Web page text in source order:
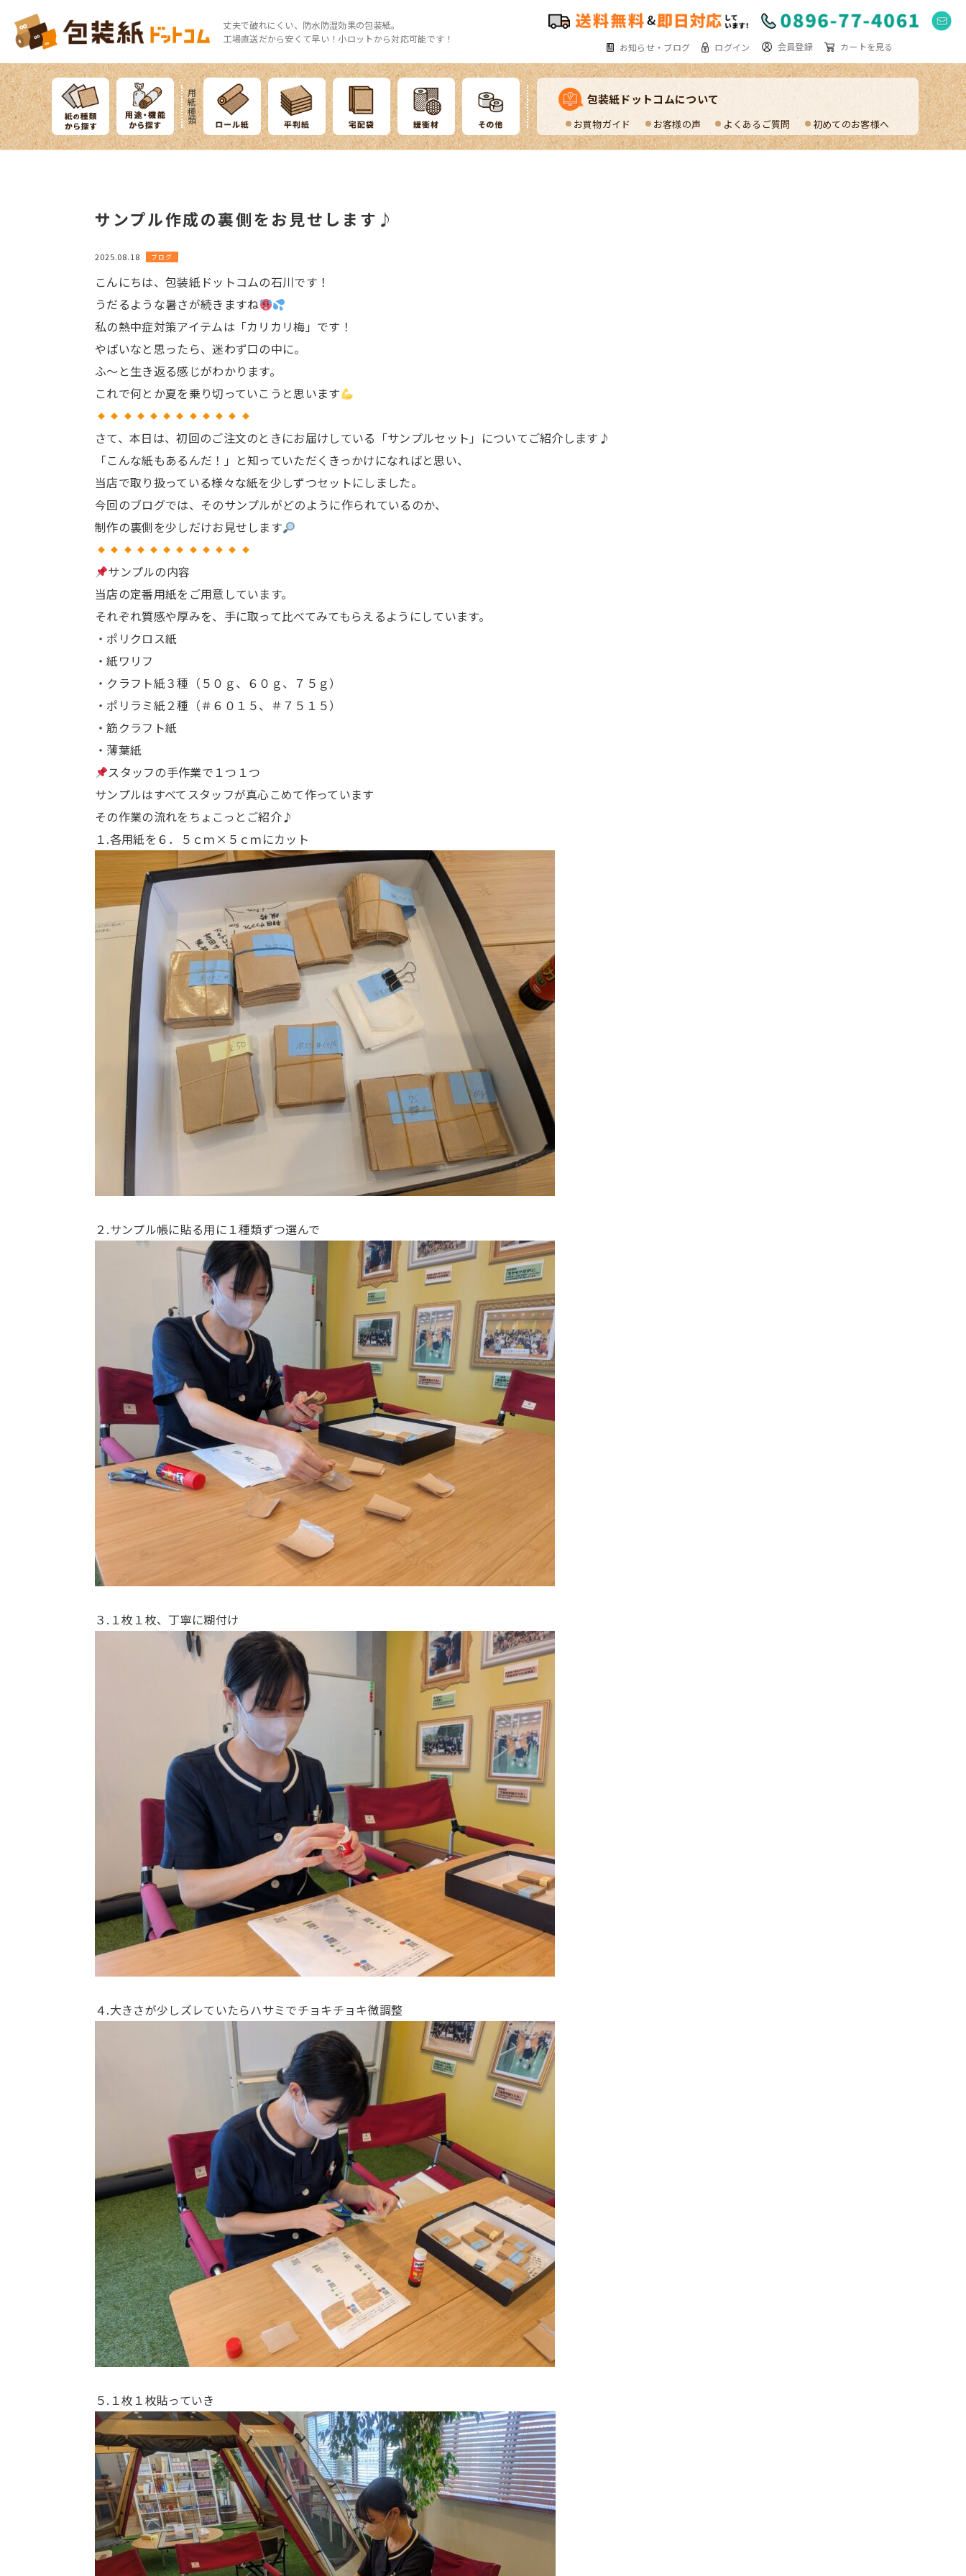
丈夫で破れにくい、防水防湿効果の包装紙。
工場直送だから安くて早い！小ロットから対応可能です！
お知らせ・ブログ ログイン 会員登録 カートを見る
用紙種類 包装紙ドットコムについて
お買物ガイド お客様の声 よくあるご質問 初めてのお客様へ
サンプル作成の裏側をお見せします♪
2025.08.18 ブログ
こんにちは、包装紙ドットコムの石川です！
うだるような暑さが続きますね
私の熱中症対策アイテムは「カリカリ梅」です！
やばいなと思ったら、迷わず口の中に。
ふ～と生き返る感じがわかります。
これで何とか夏を乗り切っていこうと思います
さて、本日は、初回のご注文のときにお届けしている「サンプルセット」についてご紹介します♪
「こんな紙もあるんだ！」と知っていただくきっかけになればと思い、
当店で取り扱っている様々な紙を少しずつセットにしました。
今回のブログでは、そのサンプルがどのように作られているのか、
制作の裏側を少しだけお見せします
サンプルの内容
当店の定番用紙をご用意しています。
それぞれ質感や厚みを、手に取って比べてみてもらえるようにしています。
・ポリクロス紙
・紙ワリフ
・クラフト紙３種（５０ｇ、６０ｇ、７５ｇ）
・ポリラミ紙２種（＃６０１５、＃７５１５）
・筋クラフト紙
・薄葉紙
スタッフの手作業で１つ１つ
サンプルはすべてスタッフが真心こめて作っています
その作業の流れをちょこっとご紹介♪
１.各用紙を６．５ｃｍ×５ｃｍにカット
２.サンプル帳に貼る用に１種類ずつ選んで
３.１枚１枚、丁寧に糊付け
４.大きさが少しズレていたらハサミでチョキチョキ微調整
５.１枚１枚貼っていき